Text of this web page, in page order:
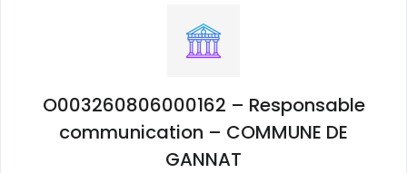
O003260806000162 – Responsable
communication – COMMUNE DE
GANNAT